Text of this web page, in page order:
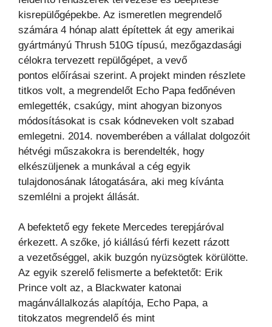
kisrepülőgépekbe. Az ismeretlen megrendelő
számára 4 hónap alatt építettek át egy amerikai
gyártmányú Thrush 510G típusú, mezőgazdasági
célokra tervezett repülőgépet, a vevő
pontos előírásai szerint. A projekt minden részlete
titkos volt, a megrendelőt Echo Papa fedőnéven
emlegették, csakúgy, mint ahogyan bizonyos
módosításokat is csak kódneveken volt szabad
emlegetni. 2014. novemberében a vállalat dolgozóit
hétvégi műszakokra is berendelték, hogy
elkészüljenek a munkával a cég egyik
tulajdonosának látogatására, aki meg kívánta
szemlélni a projekt állását.
A befektető egy fekete Mercedes terepjáróval
érkezett. A szőke, jó kiállású férfi kezett rázott
a vezetőséggel, akik buzgón nyüzsögtek körülötte.
Az egyik szerelő felismerte a befektetőt: Erik
Prince volt az, a Blackwater katonai
magánvállalkozás alapítója, Echo Papa, a
titokzatos megrendelő és mint